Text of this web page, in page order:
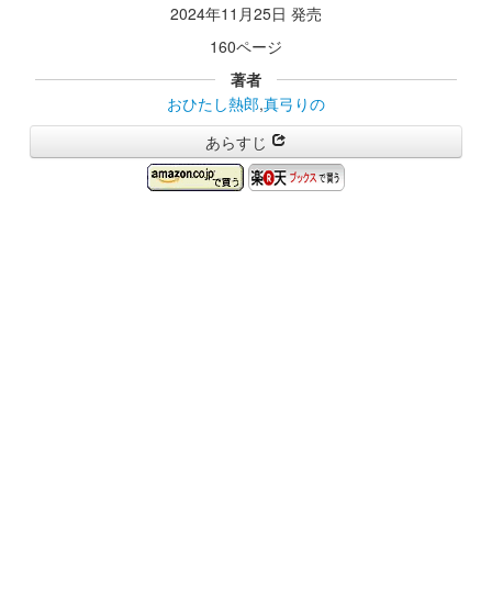
2024年11月25日 発売
160ページ
著者
おひたし熱郎,真弓りの
あらすじ